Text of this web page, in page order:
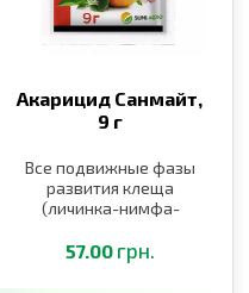
Акарицид Санмайт,
9 г
Все подвижные фазы
развития клеща
(личинка-нимфа-
57.00 грн.